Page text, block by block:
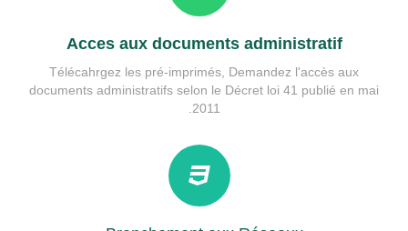
Acces aux documents administratif
Télécahrgez les pré-imprimés, Demandez l'accès aux
documents administratifs selon le Décret loi 41 publié en mai
2011.